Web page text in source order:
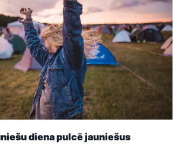
diena pulcē jauniešus